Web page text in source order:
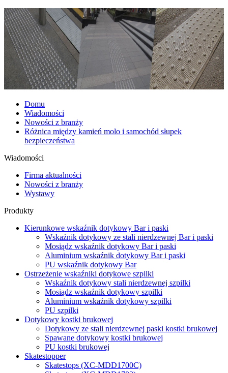
Domu
Wiadomości
Nowości z branży
Różnica między kamień molo i samochód słupek
bezpieczeństwa
Wiadomości
Firma aktualności
Nowości z branży
Wystawy
Produkty
Kierunkowe wskaźnik dotykowy Bar i paski
Wskaźnik dotykowy ze stali nierdzewnej Bar i paski
Mosiądz wskaźnik dotykowy Bar i paski
Aluminium wskaźnik dotykowy Bar i paski
PU wskaźnik dotykowy Bar
Ostrzeżenie wskaźniki dotykowe szpilki
Wskaźnik dotykowy stali nierdzewnej szpilki
Mosiądz wskaźnik dotykowy szpilki
Aluminium wskaźnik dotykowy szpilki
PU szpilki
Dotykowy kostki brukowej
Dotykowy ze stali nierdzewnej paski kostki brukowej
Spawane dotykowy kostki brukowej
PU kostki brukowej
Skatestopper
Skatestops (XC-MDD1700C)